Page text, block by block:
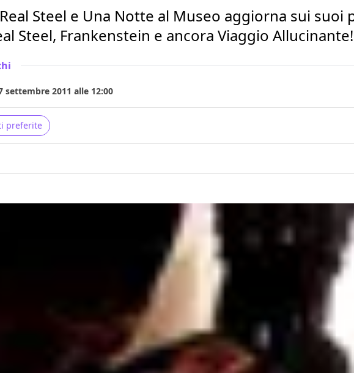
Steel e Una Notte al Museo aggiorna sui
Steel, Frankenstein e ancora Viaggio Allucinante!
settembre 2011 alle 12:00
preferite